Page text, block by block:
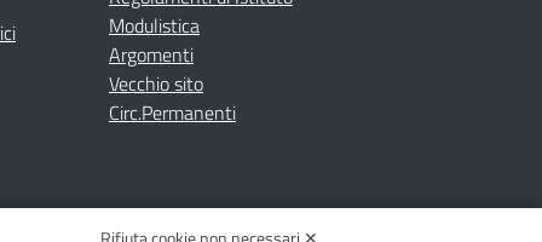
Modulistica
Argomenti
Vecchio sito
Circ.Permanenti